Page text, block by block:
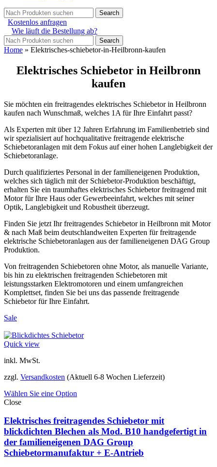
Search
Kostenlos anfragen
Wie läuft die Bestellung ab?
Search
Home » Elektrisches-schiebetor-in-Heilbronn-kaufen
Elektrisches Schiebetor in Heilbronn
kaufen
Sie möchten ein freitragendes elektrisches Schiebetor in Heilbronn
kaufen nach Wunschmaß, welches 1A für Ihre Einfahrt passt?
Als Experten mit über 12 Jahren Erfahrung im Familienbetrieb sind
wir spezialisiert auf hochqualitative freitragende elektrische
Schiebetoranlagen mit dem Fokus auf einer hohen Langlebigkeit der
Schiebetoranlage.
Durch qualifiziertes Personal in der familieneigenen Produktion,
welches sich täglich mit der Schiebetor-Produktion beschäftigt,
erhalten Sie ein traumhaftes elektrisches Schiebetor freitragend mit
Motor für Ihre Haus oder Gewerbeeinfahrt, welches mit seiner
Optik, Langlebigkeit und Robustheit überzeugt.
Finden Sie jetzt Ihr freitragendes Schiebetor in Heilbronn mit Motor
& nach Maß beim deutschlandweiten Experten für freitragende
elektrische Schiebetoranlagen aus der familieneigenen DAG Group
Produktion.
Von freitragenden Schiebetoren ohne Motor, als manuelle Variante,
bis hin zu elektrischen freitragenden Schiebetoren mit
leistungsstarken Elektromotoren und einem umfangreichen
Komplettset, finden Sie bei uns das passende freitragende
Schiebetor für Ihre Einfahrt.
Sale
Quick view
inkl. MwSt.
zzgl. Versandkosten (Aktuell 6-8 Wochen Lieferzeit)
Wählen Sie eine Option
Close
Elektrisches freitragendes Schiebetor mit
blickdichten Blechen als Mod. B10 handgefertigt in
der familieneigenen DAG Group
Schiebetormanufaktur + E-Antrieb